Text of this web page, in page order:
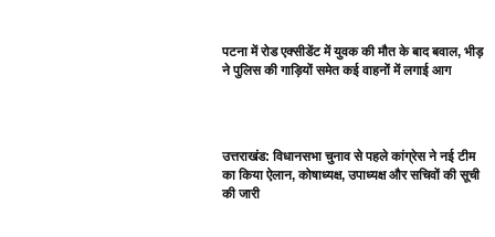
पटना में रोड एक्सीडेंट में युवक की मौत के बाद बवाल, भीड़
ने पुलिस की गाड़ियों समेत कई वाहनों में लगाई आग
उत्तराखंड: विधानसभा चुनाव से पहले कांग्रेस ने नई टीम
का किया ऐलान, कोषाध्यक्ष, उपाध्यक्ष और सचिवों की सूची
की जारी